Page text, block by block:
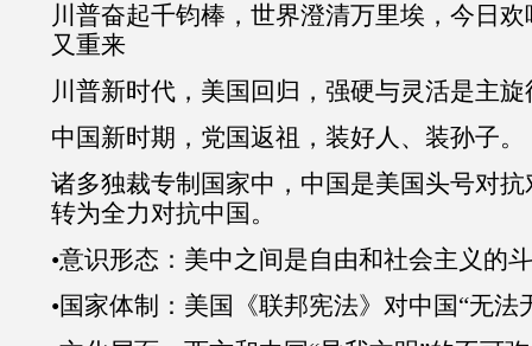
川普奋起千钧棒，世界澄清万里埃，今日
又重来
川普新时代，美国回归，强硬与灵活是主旋
中国新时期，党国返祖，装好人、装孙子。
诸多独裁专制国家中，中国是美国头号对
转为全力对抗中国。
•意识形态：美中之间是自由和社会主义的
•国家体制：美国《联邦宪法》对中国“无法